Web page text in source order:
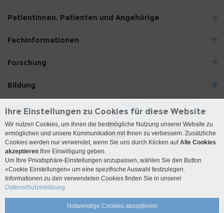
Patientinnen, Patienten und Angehörige
Fachinformationen
Forschung
Bildung
Social Media
Ihre Einstellungen zu Cookies für diese Website
Wir nutzen Cookies, um Ihnen die bestmögliche Nutzung unserer Website zu
ermöglichen und unsere Kommunikation mit Ihnen zu verbessern. Zusätzliche
Cookies werden nur verwendet, wenn Sie uns durch Klicken aufAlle Cookies
akzeptieren Ihre Einwilligung geben.
Um Ihre Privatsphäre-Einstellungen anzupassen, wählen Sie den Button
«Cookie Einstellungen» um eine spezifische Auswahl festzulegen.
Informationen zu den verwendeten Cookies finden Sie in unserer
Datenschutzerklärung.
Notwendige Cookies akzeptieren